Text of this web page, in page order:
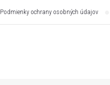
Podmienky ochrany osobných údajov